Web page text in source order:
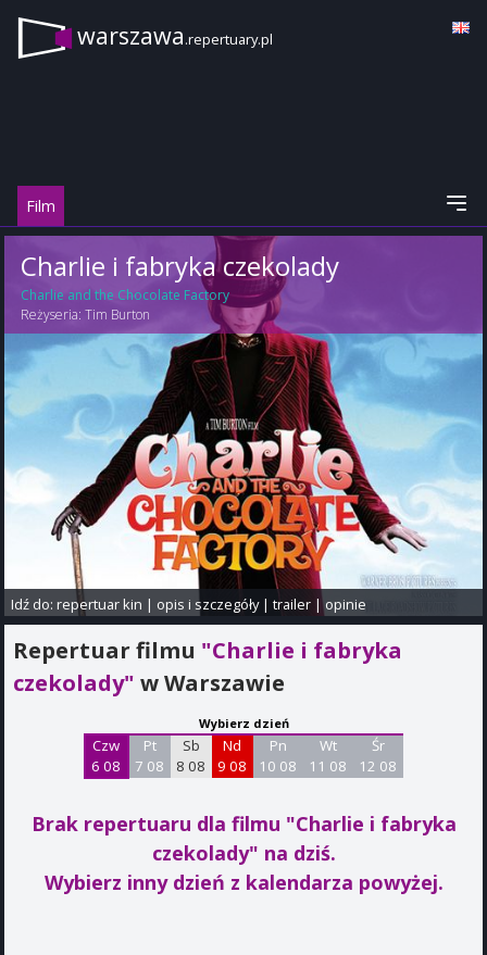
warszawa.repertuary.pl
Film
Charlie i fabryka czekolady
Charlie and the Chocolate Factory
Reżyseria: Tim Burton
Idź do:repertuar kin | opis i szczegóły|trailer |opinie
Repertuar filmu "Charlie i fabryka
czekolady" w Warszawie
Wybierz dzień
Czw
6 08
Pt
7 08
Sb
8 08
Nd
9 08
Pn
10 08
Wt
11 08
Śr
12 08
Brak repertuaru dla filmu "Charlie i fabryka
czekolady" na dziś.
Wybierz inny dzień z kalendarza powyżej.